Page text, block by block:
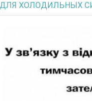
ХОЛОДИЛЬНЫХ